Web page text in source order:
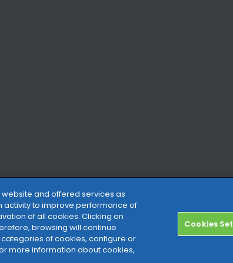
di TeamSystem Holdco S.p.A. –
and offered services as
activity to improve performance of
of all cookies. Clicking on
browsing will continue
of cookies, configure or
more information about cookies,
Cookies